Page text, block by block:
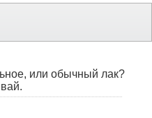
или обычный лак?